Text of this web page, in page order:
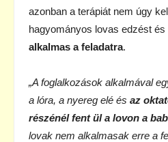
azonban a terápiát nem úgy
hagyományos lovas edzést és
alkalmas a feladatra.
„A foglalkozások alkalmával
a lóra, a nyereg elé és az
részénél fent ül a lovon a
lovak nem alkalmasak erre a